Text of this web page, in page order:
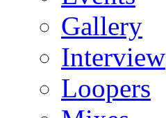
Gallery
Interview
Loopers